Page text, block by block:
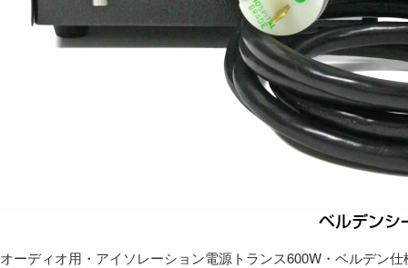
オーディオ用・アイソレーション電源トランス600W・ベルデン仕